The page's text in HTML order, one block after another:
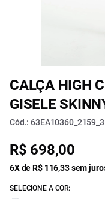
CALÇA HIGH
GISELE
Cód.: 63EA10360_2159_3
R$ 698,00
6X de R$ 116,33 sem
SELECIONE A COR: